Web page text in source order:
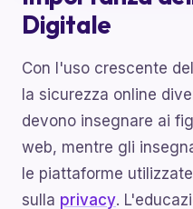
Digitale
Con l'uso crescente
la sicurezza online
devono insegnare ai
web, mentre gli
le piattaforme
sulla privacy.